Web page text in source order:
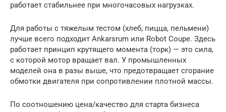
работает стабильнее при многочасовых нагрузках.
Для работы с тяжелым тестом (хлеб, пицца, пельмени)
лучше всего подходит Ankarsrum или Robot Coupe. Здесь
работает принцип крутящего момента (торк) — это сила,
с которой мотор вращает вал. У промышленных
моделей она в разы выше, что предотвращает сгорание
обмотки двигателя при сопротивлении плотной массы.
По соотношению цена/качество для старта бизнеса